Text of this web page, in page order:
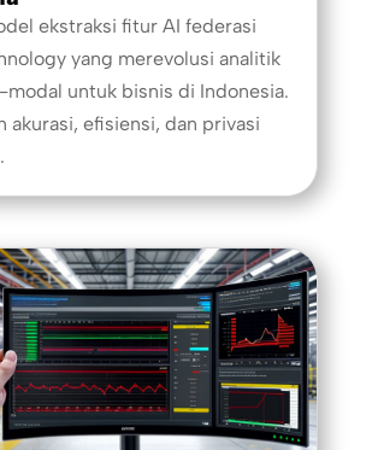
ekstraksi fitur AI federasi
yang merevolusi analitik
untuk bisnis di Indonesia.
akurasi, efisiensi, dan privasi